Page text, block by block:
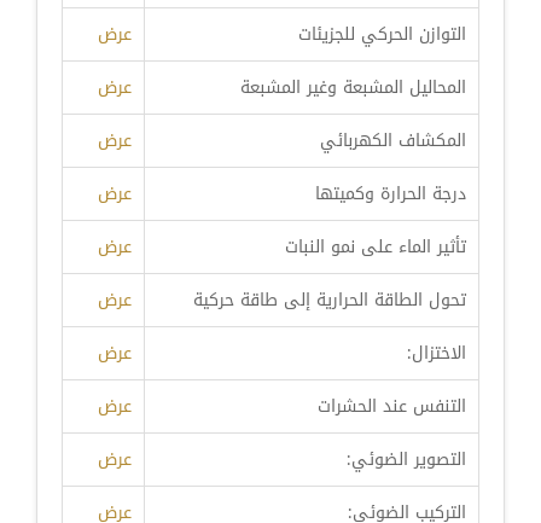
التوازن الحركي للجزيئات
عرض
المحاليل المشبعة وغير المشبعة
عرض
المكشاف الكهربائي
عرض
درجة الحرارة وكميتها
عرض
تأثير الماء على نمو النبات
عرض
تحول الطاقة الحرارية إلى طاقة حركية
عرض
الاختزال:
عرض
التنفس عند الحشرات
عرض
التصوير الضوئي:
عرض
التركيب الضوئي:
عرض